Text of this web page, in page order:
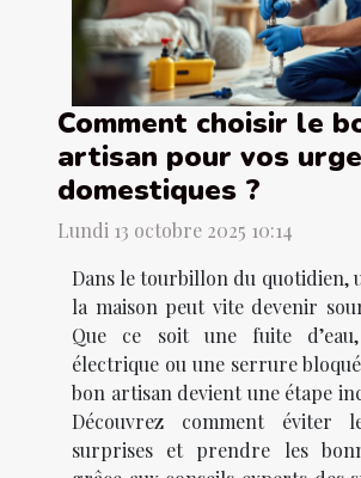
Comment choisir le
artisan pour vos
domestiques ?
Lundi 13 octobre 2025 10:14
Dans le tourbillon du quotidien,
la maison peut vite devenir
Que ce soit une fuite
électrique ou une serrure
bon artisan devient une étape
Découvrez comment éviter
surprises et prendre les